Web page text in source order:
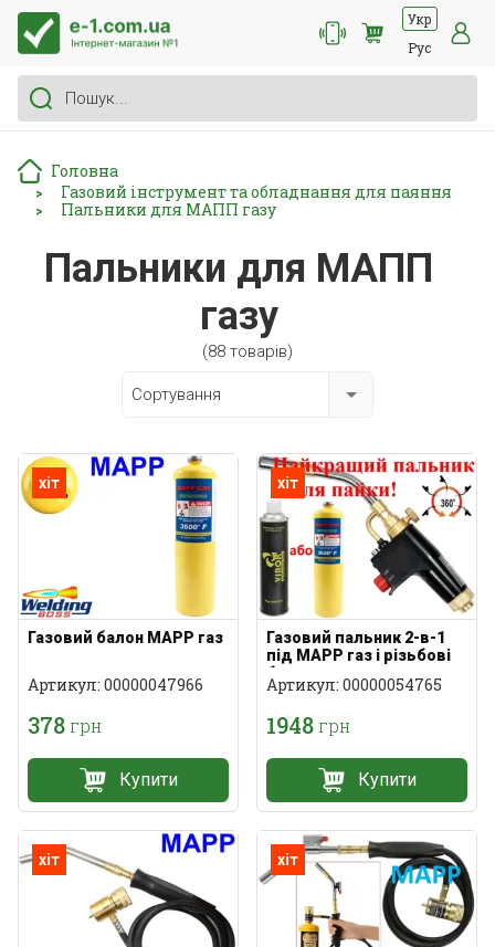
Укр
Рус
Головна
> Газовий інструмент та обладнання для паяння
> Пальники для МАПП газу
Пальники для МАПП
газу
(88 товарів)
Сортування
хіт
Газовий балон MAPP газ
Артикул: 00000047966
378грн
Купити
хіт
Газовий пальник 2-в-1
під MAPP газ і різьбові
балони
Артикул: 00000054765
1948грн
Купити
хіт хіт